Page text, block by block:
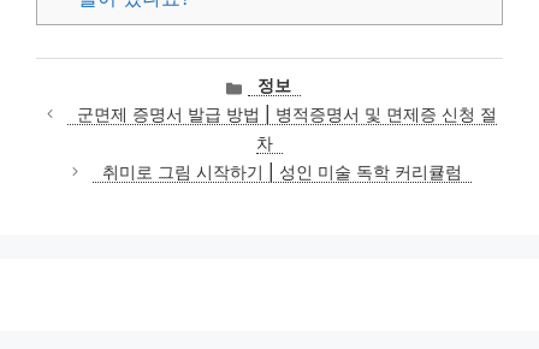
카
테
고
리
정보
군면제 증명서 발급 방법 | 병적증명서 및 면제증 신청 절
차
취미로 그림 시작하기 | 성인 미술 독학 커리큘럼